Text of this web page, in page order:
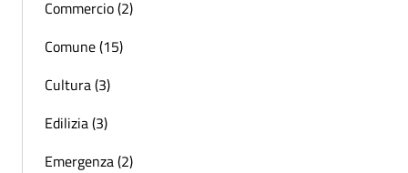
Commercio (2)
Comune (15)
Cultura (3)
Edilizia (3)
Emergenza (2)